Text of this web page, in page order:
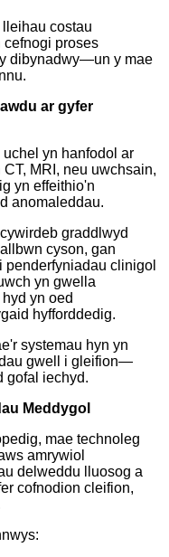
costau
proses
dibynadwy—un y mae
ar gyfer
yn hanfodol ar
MRI, neu uwchsain,
yn effeithio'n
anomaleddau.
graddlwyd
cyson, gan
clinigol
yn gwella
yn oed
hyfforddedig.
systemau hyn yn
gwell i gleifion—
gofal iechyd.
Meddygol
mae technoleg
amrywiol
delweddu lluosog a
cofnodion cleifion,